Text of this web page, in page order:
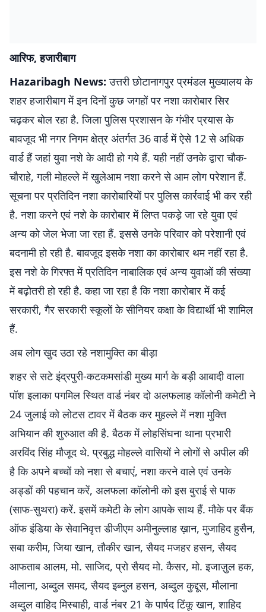
आरिफ, हजारीबाग
Hazaribagh News: उत्तरी छोटानागपुर प्रमंडल मुख्यालय के
शहर हजारीबाग में इन दिनों कुछ जगहों पर नशा कारोबार सिर
चढ़कर बोल रहा है. जिला पुलिस प्रशासन के गंभीर प्रयास के
बावजूद भी नगर निगम क्षेत्र अंतर्गत 36 वार्ड में ऐसे 12 से अधिक
वार्ड हैं जहां युवा नशे के आदी हो गये हैं. यही नहीं उनके द्वारा चौक-
चौराहे, गली मोहल्ले में खुलेआम नशा करने से आम लोग परेशान हैं.
सूचना पर प्रतिदिन नशा कारोबारियों पर पुलिस कार्रवाई भी कर रही
है. नशा करने एवं नशे के कारोबार में लिप्त पकड़े जा रहे युवा एवं
अन्य को जेल भेजा जा रहा हैं. इससे उनके परिवार को परेशानी एवं
बदनामी हो रही है. बावजूद इसके नशा का कारोबार थम नहीं रहा है.
इस नशे के गिरफ्त में प्रतिदिन नाबालिक एवं अन्य युवाओं की संख्या
में बढ़ोतरी हो रही है. कहा जा रहा है कि नशा कारोबार में कई
सरकारी, गैर सरकारी स्कूलों के सीनियर कक्षा के विद्यार्थी भी शामिल
हैं.
अब लोग खुद उठा रहे नशामुक्ति का बीड़ा
शहर से सटे इंद्रपुरी-कटकमसांडी मुख्य मार्ग के बड़ी आबादी वाला
पॉश इलाका पगमिल स्थित वार्ड नंबर दो अलफलाह कॉलोनी कमेटी ने
24 जुलाई को लोटस टावर में बैठक कर मुहल्ले में नशा मुक्ति
अभियान की शुरुआत की है. बैठक में लोहसिंघना थाना प्रभारी
अरविंद सिंह मौजूद थे. प्रबुद्ध मोहल्ले वासियों ने लोगों से अपील की
है कि अपने बच्चों को नशा से बचाएं, नशा करने वाले एवं उनके
अड्डों की पहचान करें, अलफला कॉलोनी को इस बुराई से पाक
(साफ-सुथरा) करें. इसमें कमेटी के लोग आपके साथ हैं. मौके पर बैंक
ऑफ इंडिया के सेवानिवृत्त डीजीएम अमीनुल्लाह ख़ान, मुजाहिद हुसैन,
सबा करीम, जिया खान, तौकीर खान, सैयद मजहर हसन, सैयद
आफताब आलम, मो. साजिद, प्रो सैयद मो. कैसर, मो. इजाज़ुल हक,
मौलाना, अब्दुल समद, सैयद इब्नुल हसन, अब्दुल कुद्दूस, मौलाना
अब्दुल वाहिद मिस्बाही, वार्ड नंबर 21 के पार्षद टिंकू खान, शाहिद